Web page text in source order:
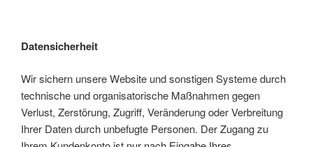
Datensicherheit
Wir sichern unsere Website und sonstigen Systeme durch
technische und organisatorische Maßnahmen gegen
Verlust, Zerstörung, Zugriff, Veränderung oder Verbreitung
Ihrer Daten durch unbefugte Personen. Der Zugang zu